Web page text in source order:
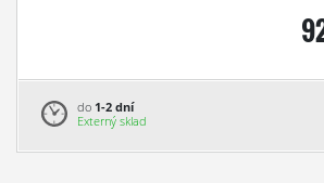
do 1-2 dní
Externý sklad